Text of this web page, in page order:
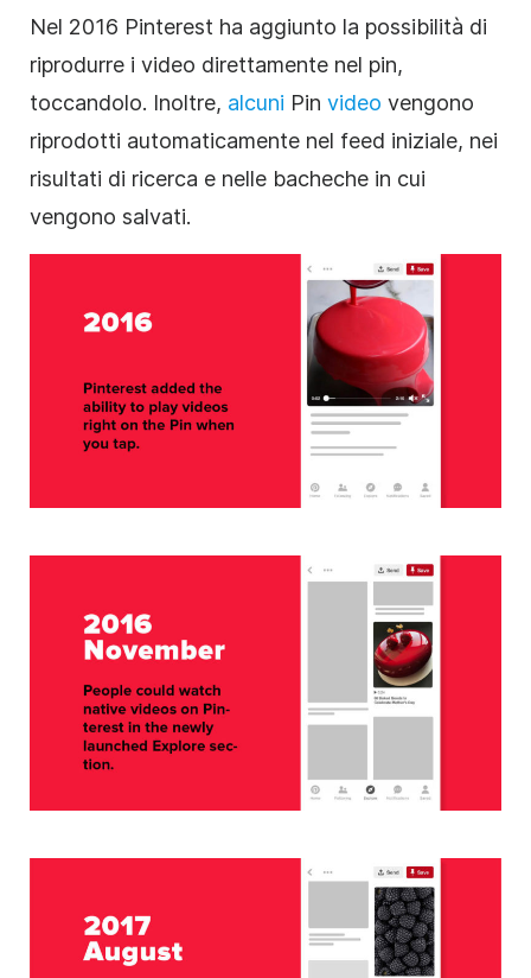
Nel 2016 Pinterest ha aggiunto la possibilità di
riprodurre i video direttamente nel pin,
toccandolo. Inoltre, alcuni Pin video vengono
riprodotti automaticamente nel feed iniziale, nei
risultati di ricerca e nelle bacheche in cui
vengono salvati.